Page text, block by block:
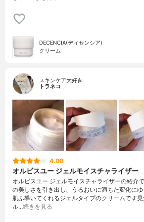
DECENCIA(ディセンシア)
クリーム
スキンケア大好き
トラネコ
4.00
オルビスユー ジェルモイスチャライザー
オルビスユー ジェルモイスチャライザーの紹介
の美しさを引き出し、うるおいに満ちた変化に
肌ふ導いてくれるジェルタイプのクリームです
ル…続きを見る